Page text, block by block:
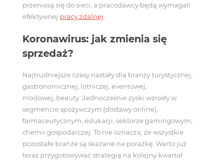
przeniosą się do sieci, a pracodawcy będą wymagali
efektywnej pracy zdalnej
Koronawirus: jak zmienia się
sprzedaż?
Najtrudniejsze czasy nastały dla branży turystycznej,
gastronomicznej, lotniczej, eventowej,
modowej, beauty. Jednocześnie zyski wzrosły w
segmencie spożywczym (dostawy online),
farmaceutycznym, edukacji, sektorze gamingowym,
chemii gospodarczej. To nie oznacza, że wszystkie
pozostałe branże są skazane na porażkę. Warto już
teraz przygotowywać strategię na kolejny kwartał